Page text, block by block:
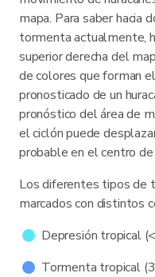
mapa. Para saber hacia
tormenta actualmente,
superior derecha del
de colores que forman
pronosticado de un
pronóstico del área de
el ciclón puede
probable en el centro de
Los diferentes tipos de
marcados con distintos
Depresión tropical
Tormenta tropical